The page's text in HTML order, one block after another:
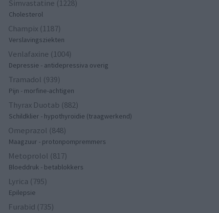
Simvastatine (1228)
Cholesterol
Champix (1187)
Verslavingsziekten
Venlafaxine (1004)
Depressie - antidepressiva overig
Tramadol (939)
Pijn - morfine-achtigen
Thyrax Duotab (882)
Schildklier - hypothyroidie (traagwerkend)
Omeprazol (848)
Maagzuur - protonpompremmers
Metoprolol (817)
Bloeddruk - betablokkers
Lyrica (795)
Epilepsie
Furabid (735)